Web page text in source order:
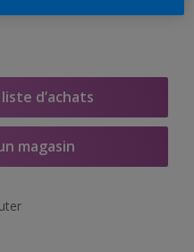
d’achats
magasin